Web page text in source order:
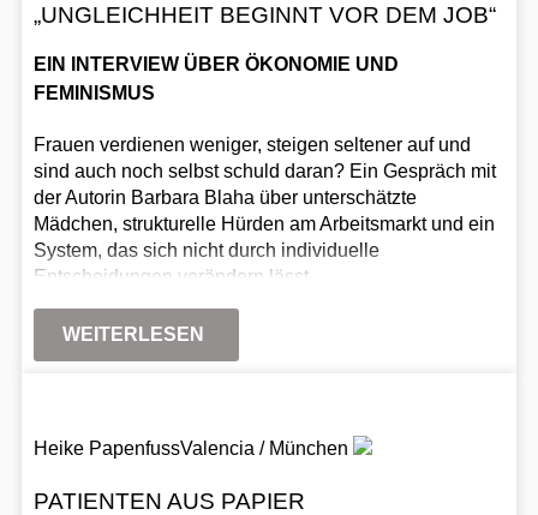
„UNGLEICHHEIT BEGINNT VOR DEM JOB“
EIN INTERVIEW ÜBER ÖKONOMIE UND
FEMINISMUS
Frauen verdienen weniger, steigen seltener auf und
sind auch noch selbst schuld daran? Ein Gespräch mit
der Autorin Barbara Blaha über unterschätzte
Mädchen, strukturelle Hürden am Arbeitsmarkt und ein
System, das sich nicht durch individuelle
Entscheidungen verändern lässt.
WEITERLESEN
Heike PapenfussValencia / München
PATIENTEN AUS PAPIER